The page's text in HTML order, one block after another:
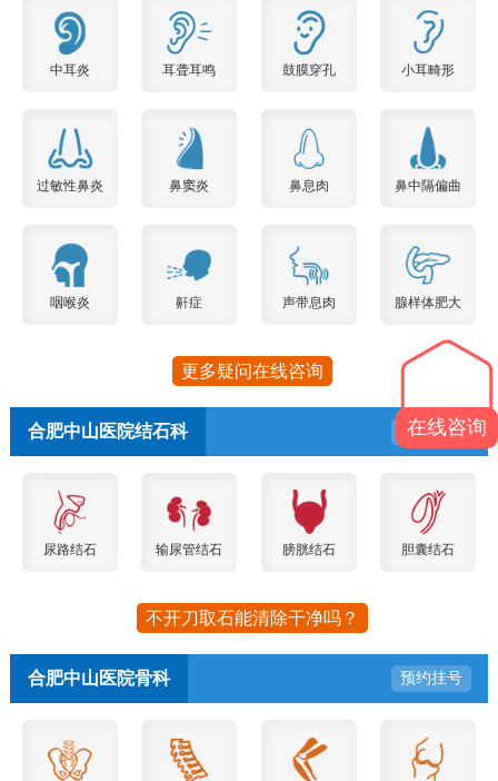
中耳炎 耳聋耳鸣 鼓膜穿孔 小耳畸形
过敏性鼻炎 鼻窦炎 鼻息肉 鼻中隔偏曲
咽喉炎 鼾症 声带息肉 腺样体肥大
更多疑问在线咨询
合肥中山医院结石科 预约挂号
尿路结石 输尿管结石 膀胱结石 胆囊结石
不开刀取石能清除干净吗？
合肥中山医院骨科 预约挂号
在线咨询